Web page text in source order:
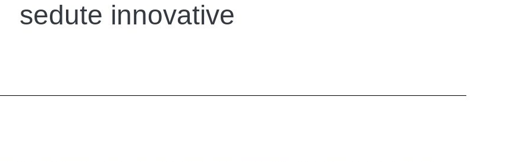
sedute innovative